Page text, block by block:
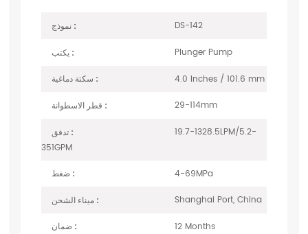
نموذج : DS-142
يكتب : Plunger Pump
سكتة دماغية : 4.0 Inches / 101.6 mm
قطر الاسطوانة : 29-114mm
تدفق :
19.7-1328.5LPM/5.2-
351GPM
ضغط : 4-69MPa
ميناء الشحن : Shanghai Port, China
ضمان : 12 Months